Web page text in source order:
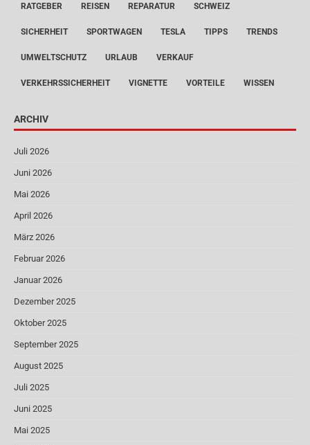
RATGEBER REISEN REPARATUR SCHWEIZ
SICHERHEIT SPORTWAGEN TESLA TIPPS TRENDS
UMWELTSCHUTZ URLAUB VERKAUF
VERKEHRSSICHERHEIT VIGNETTE VORTEILE WISSEN
ARCHIV
Juli 2026
Juni 2026
Mai 2026
April 2026
März 2026
Februar 2026
Januar 2026
Dezember 2025
Oktober 2025
September 2025
August 2025
Juli 2025
Juni 2025
Mai 2025